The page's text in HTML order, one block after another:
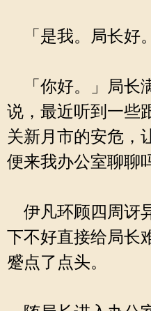
「是我。局长好
「你好。」局长
说，最近听到一些
关新月市的安危，
便来我办公室聊聊
伊凡环顾四周讶
下不好直接给局长
蹙点了点头。